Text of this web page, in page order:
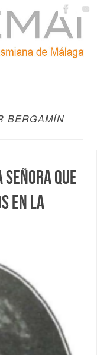
BERGAMÍN
señora que
en la